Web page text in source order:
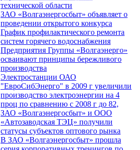
технической области
ЗАО «Волгаэнергосбыт» объявляет о
проведении открытого конкурса
График профилактического ремонта
систем горячего водоснабжения
Предприятия Группы «Волгаэнерго»
осваивают принципы бережливого
производства
Электростанции ОАО
"ЕвроСибЭнерго" в 2009 г увеличили
производство электроэнергии на 4
проц по сравнению с 2008 г до 82,
ЗАО «Волгаэнергосбыт» и ООО
«Автозаводская ТЭЦ» получили
статусы субъектов оптового рынка
В ЗАО «Волгаэнергосбыт» прошла